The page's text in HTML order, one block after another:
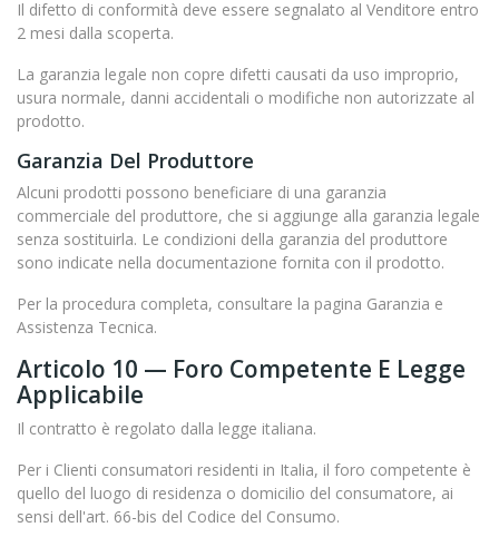
Il difetto di conformità deve essere segnalato al Venditore entro
2 mesi dalla scoperta.
La garanzia legale non copre difetti causati da uso improprio,
usura normale, danni accidentali o modifiche non autorizzate al
prodotto.
Garanzia Del Produttore
Alcuni prodotti possono beneficiare di una garanzia
commerciale del produttore, che si aggiunge alla garanzia legale
senza sostituirla. Le condizioni della garanzia del produttore
sono indicate nella documentazione fornita con il prodotto.
Per la procedura completa, consultare la pagina Garanzia e
Assistenza Tecnica.
Articolo 10 — Foro Competente E Legge
Applicabile
Il contratto è regolato dalla legge italiana.
Per i Clienti consumatori residenti in Italia, il foro competente è
quello del luogo di residenza o domicilio del consumatore, ai
sensi dell'art. 66-bis del Codice del Consumo.